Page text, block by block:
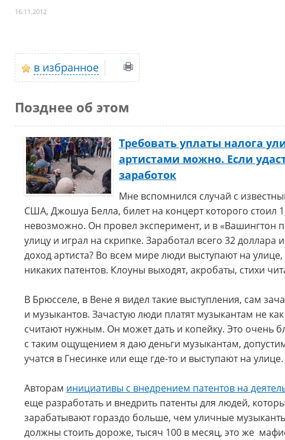
16.11.2012
в избранное
Позднее об этом
Требовать уплаты налога
артистами можно. Если
заработок
Мне вспомнился случай с
США, Джошуа Белла, билет на концерт которого стоил
невозможно. Он провел эксперимент, и в «Вашингтон
улицу и играл на скрипке. Заработал всего 32 доллара
доход артиста? Во всем мире люди выступают на
никаких патентов. Клоуны выходят, акробаты, стихи
В Брюсселе, в Вене я видел такие выступления, сам
и музыкантов. Зачастую люди платят музыкантам не как
считают нужным. Он может дать и копейку. Это очень
с таким ощущением я даю деньги музыкантам,
учатся в Гнесинке или еще где-то и выступают на улице.
Авторам инициативы с внедрением патентов на
еще разработать и внедрить патенты для людей,
зарабатывают гораздо больше, чем уличные
должны стоить дороже, тысяч 100 в месяц, это же